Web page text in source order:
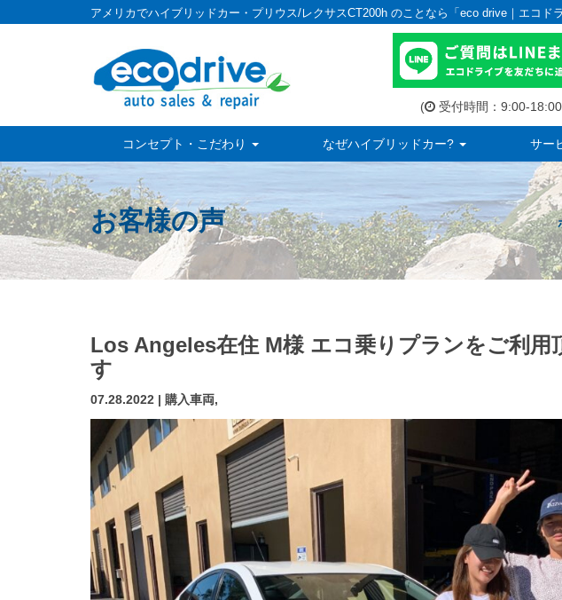
アメリカでハイブリッドカー・プリウス/レクサスCT200h のことなら「eco drive｜エコド
( 受付時間：9:00-
コンセプト・こだわり なぜハイブリッドカー? サー
お客様の声
Los Angeles在住 M様 エコ乗りプランをご利用
す
07.28.2022 | 購入車両,